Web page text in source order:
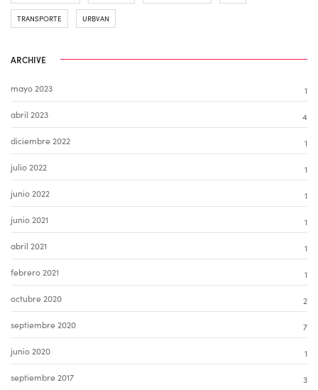
TRANSPORTE URBVAN
ARCHIVE
mayo 2023
1
abril 2023
4
diciembre 2022
1
julio 2022
1
junio 2022
1
junio 2021
1
abril 2021
1
febrero 2021
1
octubre 2020
2
septiembre 2020
7
junio 2020
1
septiembre 2017
3